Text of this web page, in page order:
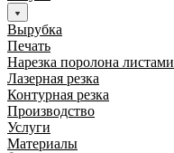
Вырубка
Печать
Нарезка поролона листами
Лазерная резка
Контурная резка
Производство
Услуги
Материалы